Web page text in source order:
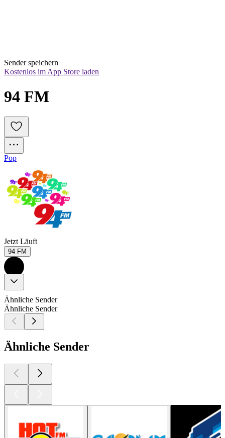
Sender speichern
Kostenlos im App Store laden
94 FM
Pop
Jetzt Läuft
94 FM
Ähnliche Sender
Ähnliche Sender
Ähnliche Sender